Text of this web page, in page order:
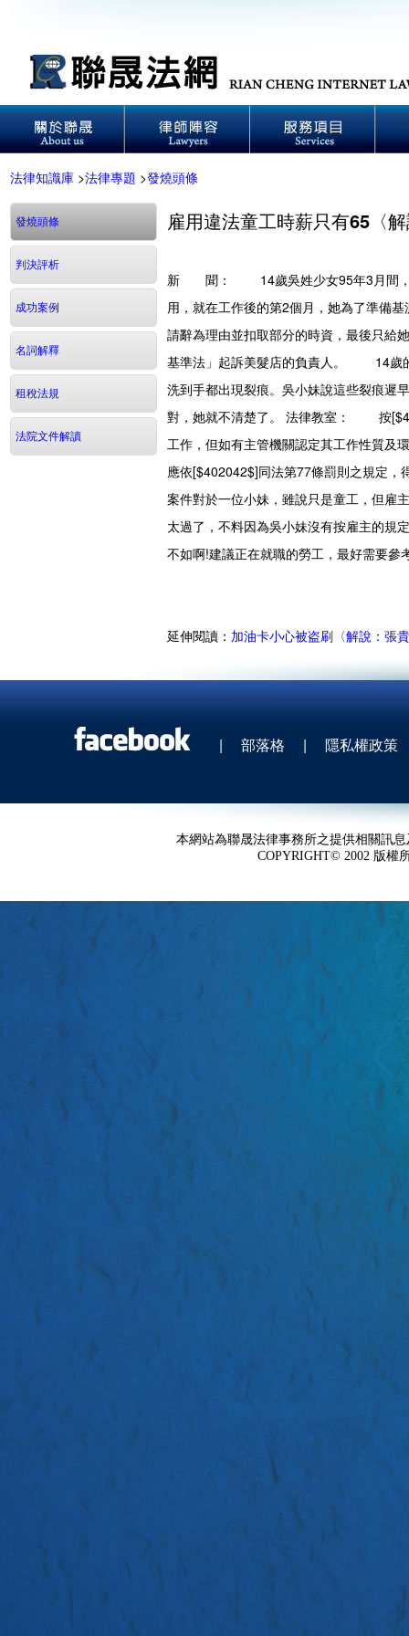
法律知識庫 >法律專題 >發燒頭條
發燒頭條
判決評析
成功案例
名詞解釋
租稅法規
法院文件解讀
雇用違法童工時薪只有65〈
新 聞：
14歲吳姓少女95年3月間，
用，就在工作後的第2個月，她為了準備
請辭為理由並扣取部分的時資，最後只給
基準法」起訴美髮店的負責人。 14歲的
洗到手都出現裂痕。吳小妹說這些裂痕遲
對，她就不清楚了。 法律教室：
按
工作，但如有主管機關認定其工作性質及
應依[$402042$]同法第77條罰則之規定，
案件對於一位小妹，雖說只是童工，但雇
太過了，不料因為吳小妹沒有按雇主的規
不如啊!建議正在就職的勞工，最好需要
延伸閱讀： 加油卡小心被盗刷〈解說：張
| 部落格 | 隱私權政策
本網站為聯晟法律事務所之提供相關訊
COPYRIGHT© 2002 版權